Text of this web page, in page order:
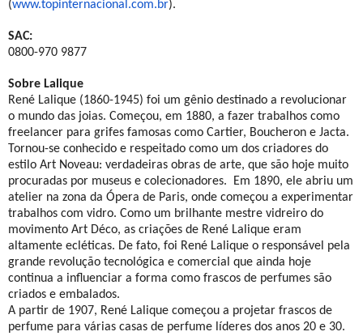
(www.topinternacional.com.br).
SAC:
0800-970 9877
Sobre Lalique
René Lalique (1860-1945) foi um gênio destinado a revolucionar
o mundo das joias. Começou, em 1880, a fazer trabalhos como
freelancer para grifes famosas como Cartier, Boucheron e Jacta.
Tornou-se conhecido e respeitado como um dos criadores do
estilo Art Noveau: verdadeiras obras de arte, que são hoje muito
procuradas por museus e colecionadores. Em 1890, ele abriu um
atelier na zona da Ópera de Paris, onde começou a experimentar
trabalhos com vidro. Como um brilhante mestre vidreiro do
movimento Art Déco, as criações de René Lalique eram
altamente ecléticas. De fato, foi René Lalique o responsável pela
grande revolução tecnológica e comercial que ainda hoje
continua a influenciar a forma como frascos de perfumes são
criados e embalados.
A partir de 1907, René Lalique começou a projetar frascos de
perfume para várias casas de perfume líderes dos anos 20 e 30.